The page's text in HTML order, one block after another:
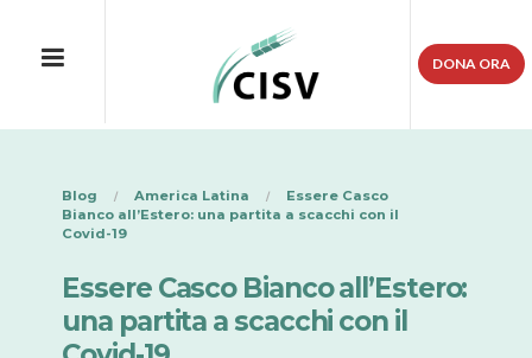
DONA ORA
Blog America Latina
Essere Casco
Bianco all’Estero: una partita a scacchi con il
Covid-19
Essere Casco Bianco all’Estero:
una partita a scacchi con il